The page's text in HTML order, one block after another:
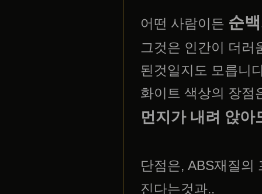
어떤 사람이든 순백
그것은 인간이 더러
된것일지도 모릅니
화이트 색상의 장점
먼지가 내려 앉
단점은, ABS재질
진다는것과..